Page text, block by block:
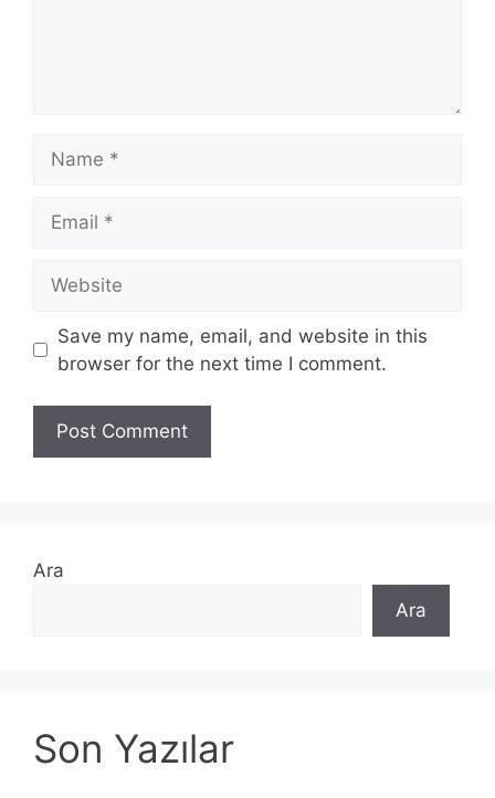
Save my name, email, and website in this
browser for the next time I comment.
Ara
Ara
Son Yazılar